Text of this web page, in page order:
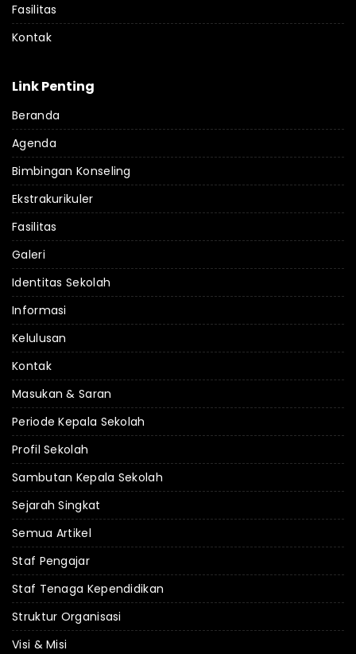
Fasilitas
Kontak
Link Penting
Beranda
Agenda
Bimbingan Konseling
Ekstrakurikuler
Fasilitas
Galeri
Identitas Sekolah
Informasi
Kelulusan
Kontak
Masukan & Saran
Periode Kepala Sekolah
Profil Sekolah
Sambutan Kepala Sekolah
Sejarah Singkat
Semua Artikel
Staf Pengajar
Staf Tenaga Kependidikan
Struktur Organisasi
Visi & Misi